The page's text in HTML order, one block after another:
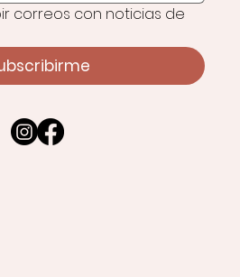
correos con noticias de